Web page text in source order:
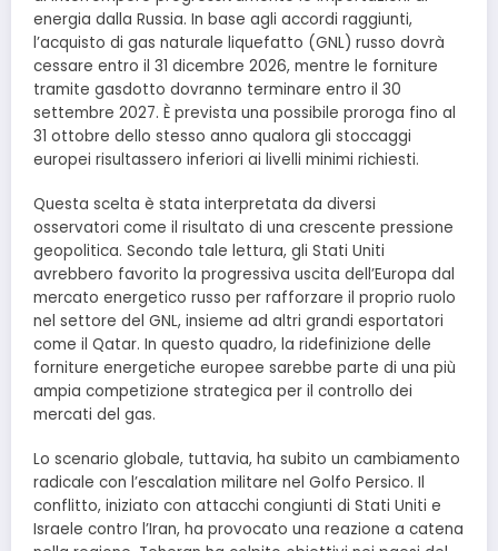
energia dalla Russia. In base agli accordi raggiunti,
l’acquisto di gas naturale liquefatto (GNL) russo dovrà
cessare entro il 31 dicembre 2026, mentre le forniture
tramite gasdotto dovranno terminare entro il 30
settembre 2027. È prevista una possibile proroga fino al
31 ottobre dello stesso anno qualora gli stoccaggi
europei risultassero inferiori ai livelli minimi richiesti.
Questa scelta è stata interpretata da diversi
osservatori come il risultato di una crescente pressione
geopolitica. Secondo tale lettura, gli Stati Uniti
avrebbero favorito la progressiva uscita dell’Europa dal
mercato energetico russo per rafforzare il proprio ruolo
nel settore del GNL, insieme ad altri grandi esportatori
come il Qatar. In questo quadro, la ridefinizione delle
forniture energetiche europee sarebbe parte di una più
ampia competizione strategica per il controllo dei
mercati del gas.
Lo scenario globale, tuttavia, ha subito un cambiamento
radicale con l’escalation militare nel Golfo Persico. Il
conflitto, iniziato con attacchi congiunti di Stati Uniti e
Israele contro l’Iran, ha provocato una reazione a catena